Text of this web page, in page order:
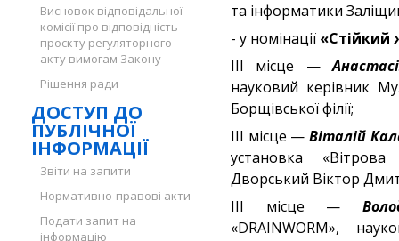
Висновок відповідальної
комісії про відповідність
проєкту регуляторного
акту вимогам Закону
Рішення ради
ДОСТУП ДО
ПУБЛІЧНОЇ
ІНФОРМАЦІЇ
Звіти на запити
Нормативно-правові акти
Подати запит на
інформацію
та інформатики
- у номінації «Стійкий
III місце —
науковий керівник
Борщівської філії;
III місце —Віталій
установка
Дворський Віктор
III місце —
«DRAINWORM»,